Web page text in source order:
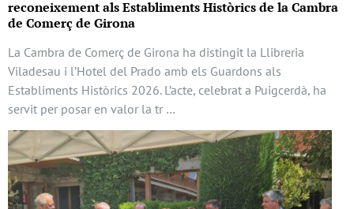
reconeixement als Establiments Històrics de la Cambra
de Comerç de Girona
La Cambra de Comerç de Girona ha distingit la Llibreria
Viladesau i l’Hotel del Prado amb els Guardons als
Establiments Històrics 2026. L’acte, celebrat a Puigcerdà, ha
servit per posar en valor la tr …